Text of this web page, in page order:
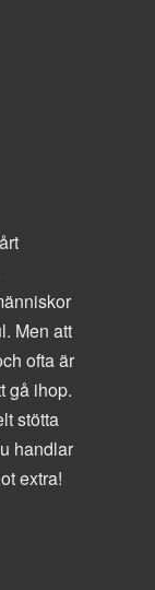
Men att
ofta är
gå ihop.
stötta
handlar
extra!